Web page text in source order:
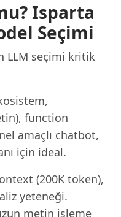
Isparta
Seçimi
LLM seçimi kritik
function
amaçlı chatbot,
için ideal.
(200K token),
yeteneği.
metin işleme